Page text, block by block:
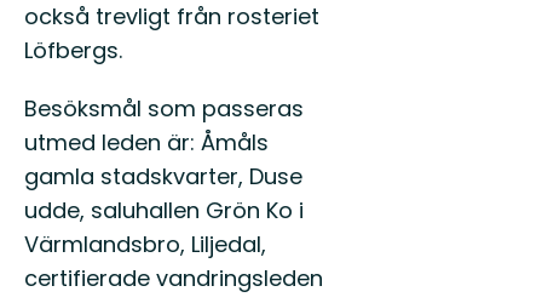
också trevligt från rosteriet
Löfbergs.
Besöksmål som passeras
utmed leden är: Åmåls
gamla stadskvarter, Duse
udde, saluhallen Grön Ko i
Värmlandsbro, Liljedal,
certifierade vandringsleden